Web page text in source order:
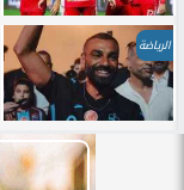
الرياضة